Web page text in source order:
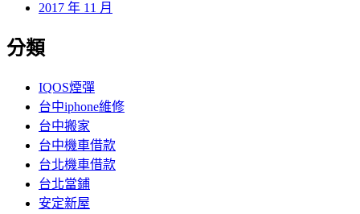
2017 年 11 月
分類
IQOS煙彈
台中iphone維修
台中搬家
台中機車借款
台北機車借款
台北當鋪
安定新屋